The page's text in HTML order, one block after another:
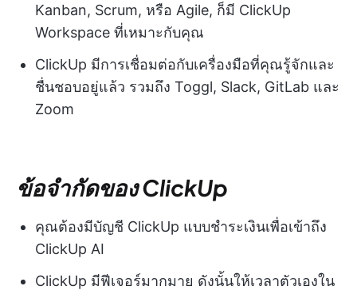
Kanban, Scrum, หรือ Agile, ก็มี ClickUp
Workspace ที่เหมาะกับคุณ
ClickUp มีการเชื่อมต่อกับเครื่องมือที่คุณรู้จักและ
ชื่นชอบอยู่แล้ว รวมถึง Toggl, Slack, GitLab และ
Zoom
ข้อจำกัดของ ClickUp
คุณต้องมีบัญชี ClickUp แบบชำระเงินเพื่อเข้าถึง
ClickUp AI
ClickUp มีฟีเจอร์มากมาย ดังนั้นให้เวลาตัวเองใน